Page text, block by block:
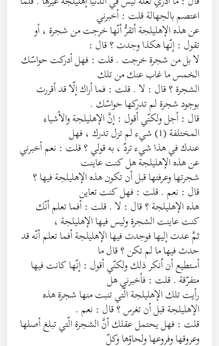
اعتصم بالجهالة قلت : أخبرني
عن هذه الإهليلجة أتقرُّ أنّها خرجت من شجرة ، أو
تقول : إنّها هكذا وجدت ؟ قال :
لا بل من شجرة خرجت . قلت : فهل أدركت حواسّك
الخمس ما غاب عنك من تلك
الشجرة ؟ قال : لا . قلت : فما أراك إلّا قد أقررت
بوجود شجرة لم تدركها حواسّك .
قال : أجل ولكنّي أقول : إنَّ الإهليلجة والأشياء
المختلفة (1) شيء لم تزل تدرك ، فهل
عندك في هذا شيء تردّ ، به قولي ؟ قلت : نعم أخبرني
عن هذه الإهليلجة هل كنت عاينت
شجرتها وعرفتها قبل أن تكون هذه الإهليلجة فيها ؟
قال : نعم . قلت : فهل كنت تعاين
هذه الإهليلجة ؟ قال : لا . قلت : أفما تعلم أنّك
كنت عاينت الشجرة وليس فيها الإهليلجة ،
ثمَّ عدت إليها فوجدت فيها الإهليلجة أفما تعلم أنّه قد
حدث فيها ما لم تكن ؟ قال ما
أستطيع أن اُنكر ذلك ولكنّي أقول : إنّها كانت فيها
متفرّقة . قلت : فأخبرني هل
رأيت تلك الإهليلجة الّتي تنبت منها شجرة هذه
الإهليلجة قبل أن تغرس ؟ قال : نعم .
قلت : فهل يحتمل عقلك أنَّ الشجرة الّتي تبلغ أصلها
وعروقها وفروعها ولحاؤها وكلّ